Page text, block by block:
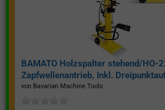
BAMATO Holzspalter stehend/HO-
Zapfwellenantrieb, Inkl.
Spaltkraft 22 Tonnen*
von Bavarian Machine Tools